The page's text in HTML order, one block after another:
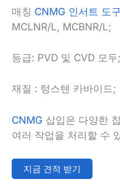
매칭 CNMG 인서트 도
MCLNR/L, MCBNR/L;
등급: PVD 및 CVD 모두;
재질 : 텅스텐 카바이드;
CNMG 삽입은 다양한
여러 작업을 처리할 수
지금 견적 받기